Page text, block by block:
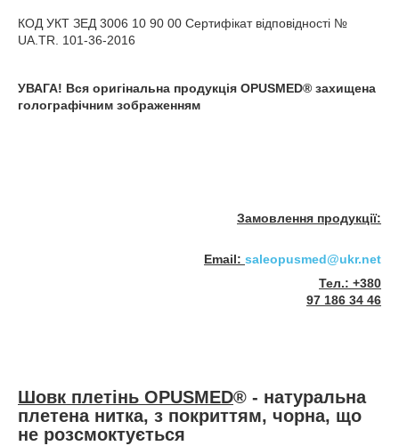
КОД УКТ ЗЕД 3006 10 90 00 Сертифікат відповідності №
UA.TR. 101-36-2016
УВАГА! Вся оригінальна продукція OPUSMED® захищена
голографічним зображенням
Замовлення продукції:
Email: saleopusmed@ukr.net
Тел.: +380
97 186 34 46
Шовк плетінь OPUSMED® - натуральна
плетена нитка, з покриттям, чорна, що
не розсмоктується